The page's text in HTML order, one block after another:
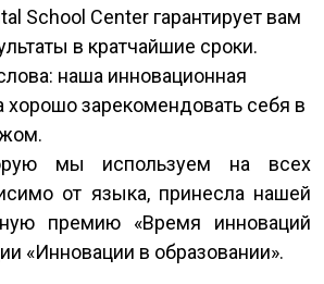
School Center гарантирует вам
в кратчайшие сроки.
наша инновационная
хорошо зарекомендовать себя в
мы используем на всех
от языка, принесла нашей
премию «Время инноваций
«Инновации в образовании».